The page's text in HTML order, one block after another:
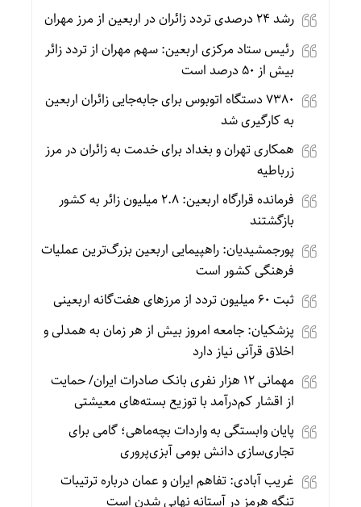
رشد ۲۴ درصدی تردد زائران در اربعین از مرز مهران
رئیس ستاد مرکزی اربعین: سهم مهران از تردد زائر
بیش از ۵۰ درصد است
۷۳۸۰ دستگاه اتوبوس برای جابه‌جایی زائران اربعین
به‌ کارگیری شد
همکاری تهران و بغداد برای خدمت به زائران در مرز
زرباطیه
فرمانده قرارگاه اربعین: ۲.۸ میلیون زائر به کشور
بازگشتند
پورجمشیدیان: راهپیمایی اربعین بزرگ‌ترین عملیات
فرهنگی کشور است
ثبت ۶۰ میلیون تردد از مرزهای هفت‌گانه اربعینی
پزشکیان: جامعه امروز بیش از هر زمان به همدلی و
اخلاق قرآنی نیاز دارد
مهمانی ۱۲ هزار نفری بانک صادرات ایران/ حمایت
از اقشار کم‌درآمد با توزیع بسته‌های معیشتی
پایان وابستگی به واردات بچه‌ماهی؛ گامی برای
تجاری‌سازی دانش بومی آبزی‌پروری
غریب آبادی: تفاهم ایران و عمان درباره ترتیبات
تنگه هرمز در آستانه نهایی شدن است